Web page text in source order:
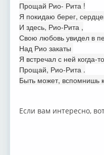
Прощай Рио- Рита !
Я покидаю берег,
И здесь, Рио-Рита ,
Свою любовь увидел в
Над Рио закаты
Я встречал с ней когда-то
Прощай, Рио-Рита .
Быть может, вспомнишь
Если вам интересно,